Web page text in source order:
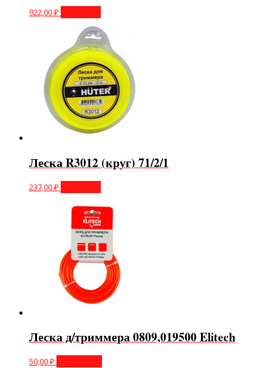
922,00₽
Леска R3012 (круг) 71/2/1
237,00₽
Леска д/триммера 0809,019500 Elitech
50,00₽